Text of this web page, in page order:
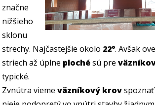
značne
nižšieho
sklonu
strechy. Najčastejšie okolo 22°. Avšak
striech až úplne plochésú pre
typické.
Zvnútra viemeväzníkový krov